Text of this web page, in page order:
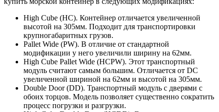
High Cube (HC). Контейнер отличается увеличенной
высотой на 305мм. Подходит для транспортировки
крупногабаритных грузов.
Pallet Wide (PW). В отличие от стандартной
модификации у него увеличили ширину на 62мм.
High Cube Pallet Wide (HCPW). Этот транспортный
модуль считают самым большим. Отличается от DC
увеличенной шириной на 62мм и высотой на 305мм.
Double Door (DD). Транспортный модуль с дверями с
обоих торцов. Модель позволяет существенно сократить
процесс погрузки и разгрузки.